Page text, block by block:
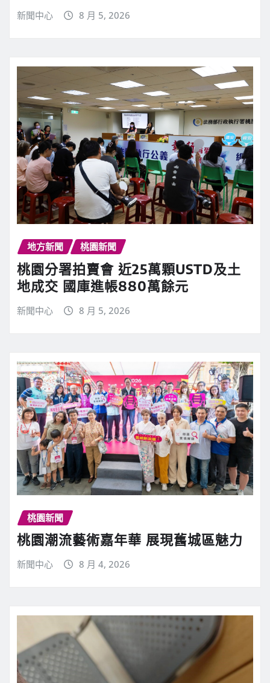
新聞中心 8 月 5, 2026
地方新聞 桃園新聞
桃園分署拍賣會 近25萬顆USTD及土
地成交 國庫進帳880萬餘元
新聞中心 8 月 5, 2026
桃園新聞
桃園潮流藝術嘉年華 展現舊城區魅力
新聞中心 8 月 4, 2026